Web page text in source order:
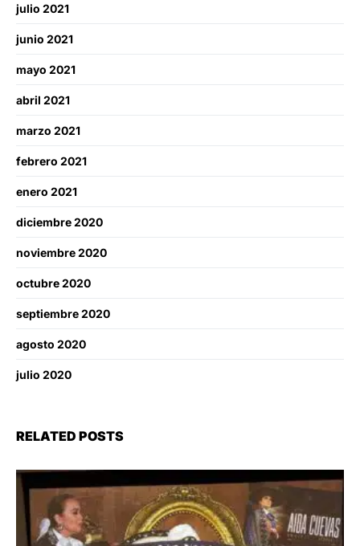
julio 2021
junio 2021
mayo 2021
abril 2021
marzo 2021
febrero 2021
enero 2021
diciembre 2020
noviembre 2020
octubre 2020
septiembre 2020
agosto 2020
julio 2020
RELATED POSTS